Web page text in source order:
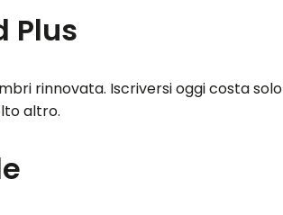
Plus
rinnovata. Iscriversi oggi costa solo
altro.